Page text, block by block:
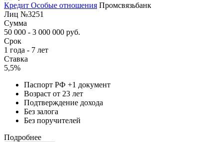
Кредит Особые отношения Промсвязьбанк
Лиц №3251
Сумма
50 000 - 3 000 000 руб.
Срок
1 года - 7 лет
Ставка
5,5%
Паспорт РФ +1 документ
Возраст от 23 лет
Подтверждение дохода
Без залога
Без поручителей
Подробнее